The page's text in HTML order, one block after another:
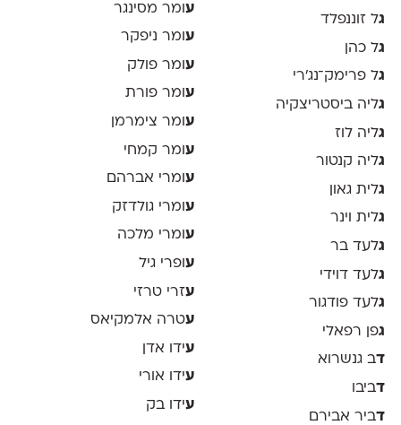
גל זוננפלד
גל כהן
גל פרימק־נג׳רי
גליה ביסטריצקיה
גליה לוז
גליה קנטור
גלית גאון
גלית וינר
גלעד בר
גלעד דוידי
גלעד פודגור
גפן רפאלי
דב גנשרוא
דביבו
דביר אבירם
ע ומר מסינגר
עומר ניפקר
ע ומר פולק
עומר פורת
ע ומר צימרמן
ע ומר קמחי
עומרי אברהם
ע ומרי גולדזק
עומרי מלכה
ע ופרי גיל
עזרי טרזי
עטרה אלמקיאס
עידו אדן
עידו אורי
עידו בק